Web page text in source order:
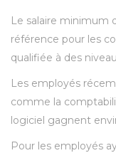
Le salaire minimum
référence pour les
qualifiée à des
Les employés
comme la
logiciel gagnent
Pour les employés